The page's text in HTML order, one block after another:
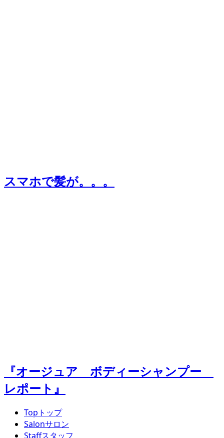
スマホで髪が。。。
『オージュア ボディーシャンプー
レポート』
Top トップ
Salonサロン
Staffスタッフ